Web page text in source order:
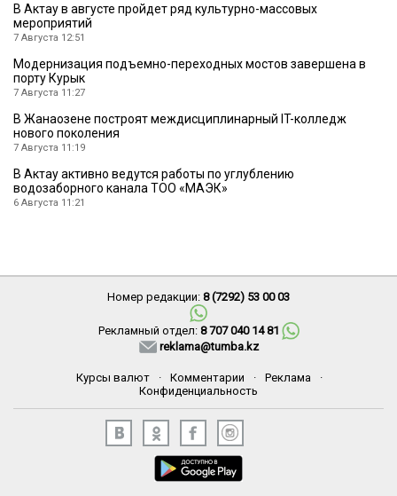
В Актау в августе пройдет ряд культурно-массовых
мероприятий
7 Августа 12:51
Модернизация подъемно-переходных мостов завершена в
порту Курык
7 Августа 11:27
В Жанаозене построят междисциплинарный IT-колледж
нового поколения
7 Августа 11:19
В Актау активно ведутся работы по углублению
водозаборного канала ТОО «МАЭК»
6 Августа 11:21
Номер редакции: 8 (7292) 53 00 03
Рекламный отдел: 8 707 040 14 81
reklama@tumba.kz
Курсы валют · Комментарии · Реклама
·
Конфиденциальность